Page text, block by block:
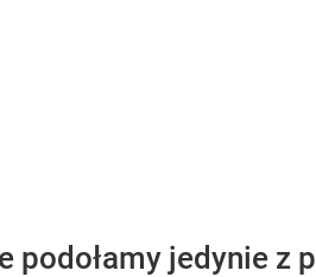
podołamy jedynie z